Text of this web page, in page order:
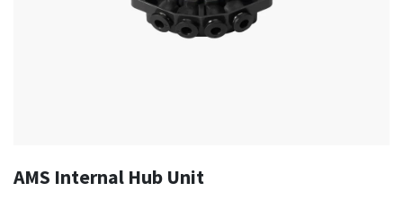
AMS Internal Hub Unit